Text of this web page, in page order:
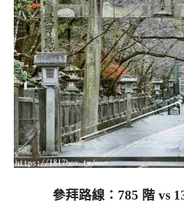
參拜路線：785 階 vs